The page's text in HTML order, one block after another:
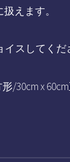
えます。
スしてくだ
x